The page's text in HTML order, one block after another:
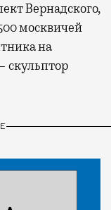
Вернадского,
москвичей
на
скульптор